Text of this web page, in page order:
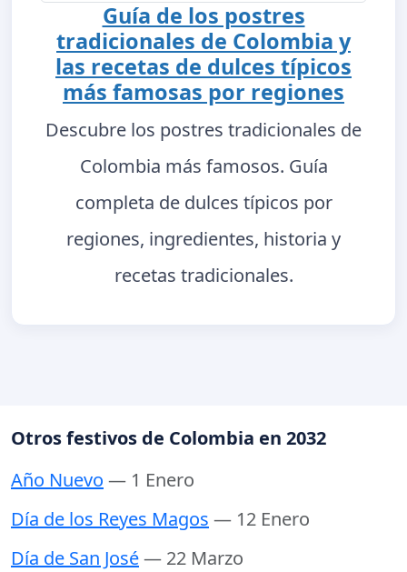
Guía de los postres
tradicionales de Colombia y
las recetas de dulces típicos
más famosas por regiones
Descubre los postres tradicionales de
Colombia más famosos. Guía
completa de dulces típicos por
regiones, ingredientes, historia y
recetas tradicionales.
Otros festivos de Colombia en 2032
Año Nuevo — 1 Enero
Día de los Reyes Magos — 12 Enero
Día de San José— 22 Marzo